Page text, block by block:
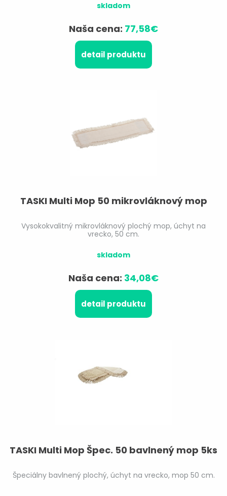
skladom
Naša cena: 77,58€
detail produktu
TASKI Multi Mop 50 mikrovláknový mop
Vysokokvalitný mikrovláknový plochý mop, úchyt na
vrecko, 50 cm.
skladom
Naša cena: 34,08€
detail produktu
TASKI Multi Mop Špec. 50 bavlnený mop 5ks
Špeciálny bavlnený plochý, úchyt na vrecko, mop 50 cm.